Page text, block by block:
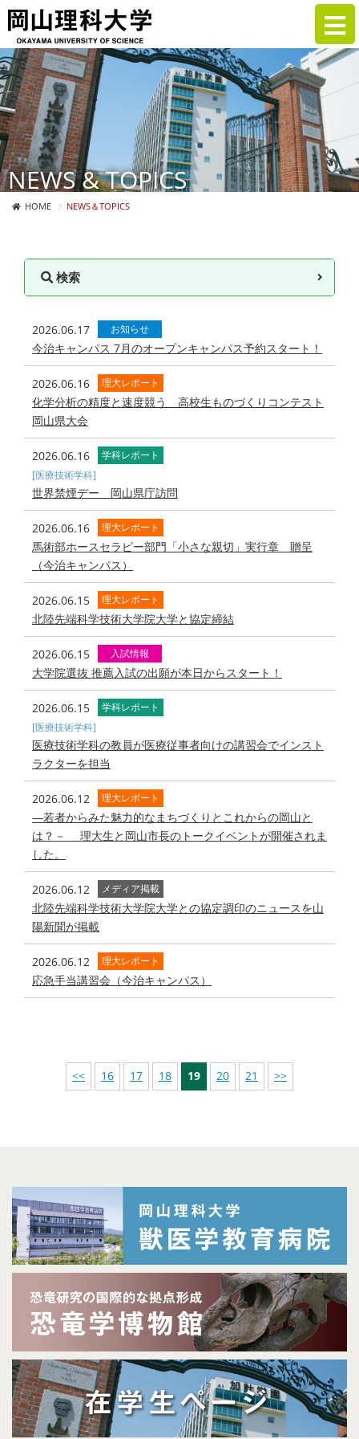
NEWS & TOPICS
HOME NEWS＆TOPICS
検索
2026.06.17 お知らせ
今治キャンパス 7月のオープンキャンパス予約スタート！
2026.06.16 理大レポート
化学分析の精度と速度競う 高校生ものづくりコンテスト
岡山県大会
2026.06.16
学科レポート
[医療技術学科]
世界禁煙デー 岡山県庁訪問
2026.06.16 理大レポート
馬術部ホースセラピー部門「小さな親切」実行章 贈呈
（今治キャンパス）
2026.06.15 理大レポート
北陸先端科学技術大学院大学と協定締結
2026.06.15 入試情報
大学院選抜 推薦入試の出願が本日からスタート！
2026.06.15
学科レポート
[医療技術学科]
医療技術学科の教員が医療従事者向けの講習会でインスト
ラクターを担当
2026.06.12 理大レポート
―若者からみた魅力的なまちづくりとこれからの岡山と
は？－ 理大生と岡山市長のトークイベントが開催されま
した。
2026.06.12 メディア掲載
北陸先端科学技術大学院大学との協定調印のニュースを山
陽新聞が掲載
2026.06.12 理大レポート
応急手当講習会（今治キャンパス）
<< 16 17 18 19 20 21 >>